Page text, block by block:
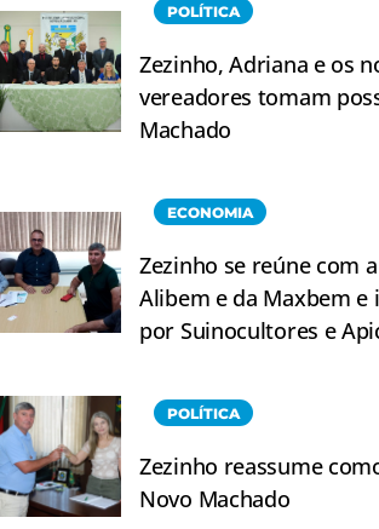
POLÍTICA
Zezinho, Adriana e os
vereadores tomam
Machado
ECONOMIA
Zezinho se reúne com
Alibem e da Maxbem e
por Suinocultores e
POLÍTICA
Zezinho reassume
Novo Machado